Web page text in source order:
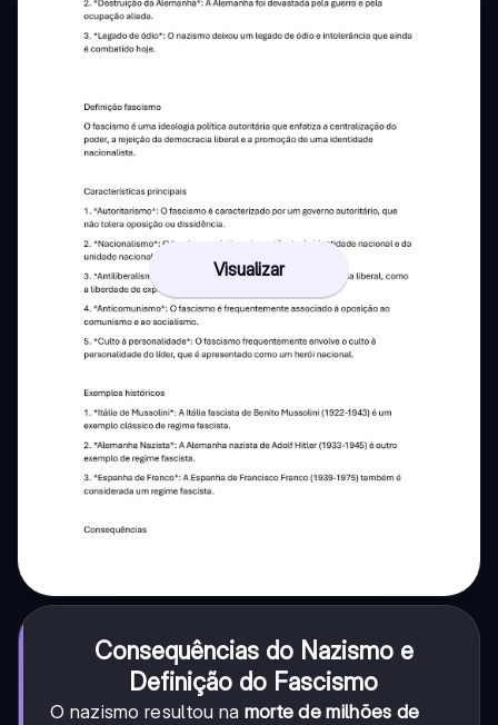
Visualizar
Consequências do Nazismo e
Definição do Fascismo
O nazismo resultou na morte de milhões de